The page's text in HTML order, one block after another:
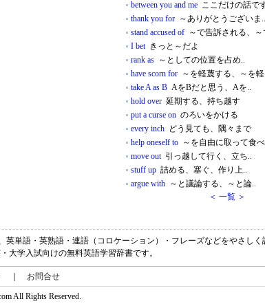
between you and me ここだけの話で
thank you for ～ありがとうございま..
stand accused of ～で告訴される、～
I betきっと～だよ
rank as ～としての位置を占め..
have scorn for ～を軽蔑する、～を軽
take A as B AをBだと思う、Aを..
hold over 延期する、持ち越す
put a curse on のろいをかける
every inch どう見ても、隅々まで
help oneself to ～を自由に取って食
move out引っ越して行く、立ち..
stuff up 詰める、塞ぐ、作り上..
argue with ～と議論する、～と論..
＜ 一覧 ＞
英単語・英熟語・連語（コロケーション）・フレーズなどをやさしく
大学入試向けの無料英語学習辞書です。
お問合せ
All Rights Reserved.